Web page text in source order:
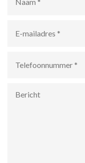
mailadres *